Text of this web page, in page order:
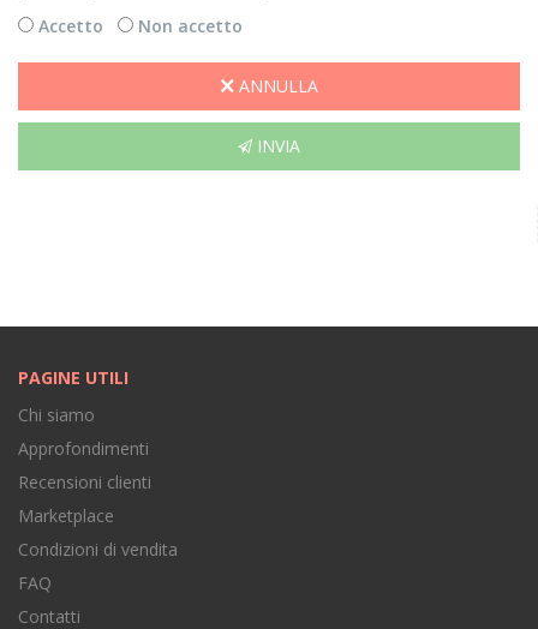
Accetto
Non accetto
ANNULLA
INVIA
PAGINE UTILI
Chi siamo
Approfondimenti
Recensioni clienti
Marketplace
Condizioni di vendita
FAQ
Contatti